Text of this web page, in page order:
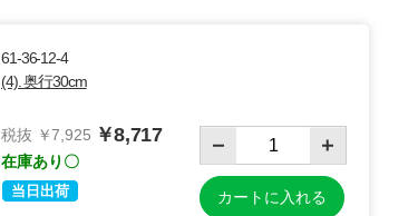
61-36-12-4
(4). 奥行30cm
税抜 ￥7,925 ￥8,717
在庫あり〇
当日出荷 カートに入れる